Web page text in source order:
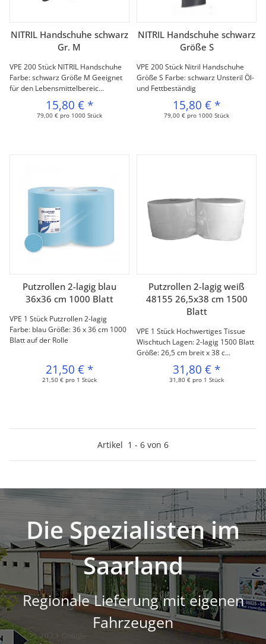
NITRIL Handschuhe schwarz
Gr. M
VPE 200 Stück NITRIL Handschuhe
Farbe: schwarz Größe M Geeignet
für den Lebensmittelbereic...
15,80 € *
79,00 € pro 1000 Stück
NITRIL Handschuhe schwarz
Größe S
VPE 200 Stück Nitril Handschuhe
Größe S Farbe: schwarz Unsteril Öl-
und Fettbeständig
15,80 € *
79,00 € pro 1000 Stück
Putzrollen 2-lagig blau
36x36 cm 1000 Blatt
VPE 1 Stück Putzrollen 2-lagig
Farbe: blau Größe: 36 x 36 cm 1000
Blatt auf der Rolle
21,50 € *
21,50 € pro 1 Stück
Putzrollen 2-lagig weiß
48155 26,5x38 cm 1500
Blatt
VPE 1 Stück Hochwertiges Tissue
Wischtuch Lagen: 2-lagig 1500 Blatt
Größe: 26,5 cm breit x 38 c...
31,80 € *
31,80 € pro 1 Stück
Artikel 1 - 6 von 6
Die Spezialisten im
Saarland
Regionale Lieferung mit eigenen
Fahrzeugen